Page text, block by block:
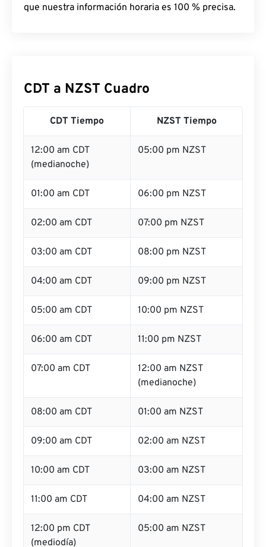
que nuestra información horaria es 100 % precisa.
CDT a NZST Cuadro
CDT Tiempo NZST Tiempo
12:00 am CDT
(medianoche)
05:00 pm NZST
01:00 am CDT 06:00 pm NZST
02:00 am CDT 07:00 pm NZST
03:00 am CDT 08:00 pm NZST
04:00 am CDT 09:00 pm NZST
05:00 am CDT 10:00 pm NZST
06:00 am CDT 11:00 pm NZST
07:00 am CDT
12:00 am NZST
(medianoche)
08:00 am CDT 01:00 am NZST
09:00 am CDT 02:00 am NZST
10:00 am CDT 03:00 am NZST
11:00 am CDT 04:00 am NZST
12:00 pm CDT
(mediodía)
05:00 am NZST